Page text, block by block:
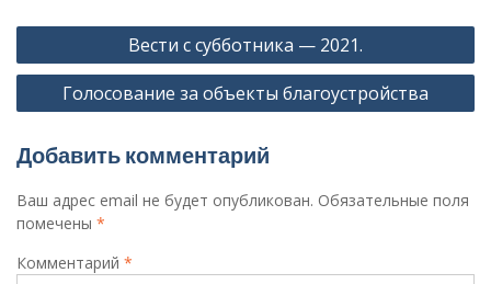
Навигация
по
записям
Вести с субботника — 2021.
Голосование за объекты благоустройства
Добавить комментарий
Ваш адрес email не будет опубликован. Обязательные поля
помечены *
Комментарий *